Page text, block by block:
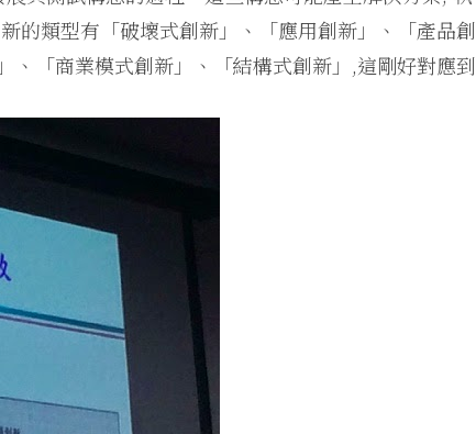
的類型有「破壞式創新」、「應用創新」、「產品創
「商業模式創新」、「結構式創新」,這剛好對應到